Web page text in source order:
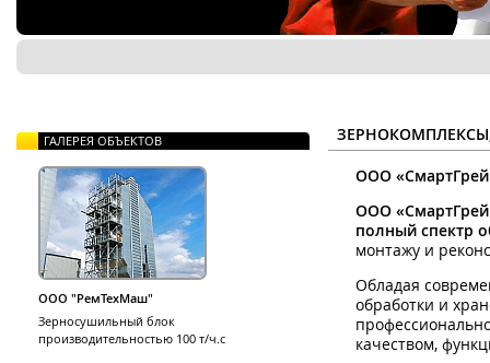
ООО
ООО
полный спектр
монтажу и
Обладая
обработки и
качеством,
ГАЛЕРЕЯ ОБЪЕКТОВ
ООО "РемТехМаш"
Зерносушильный блок
производительностью 100 т/ч.с